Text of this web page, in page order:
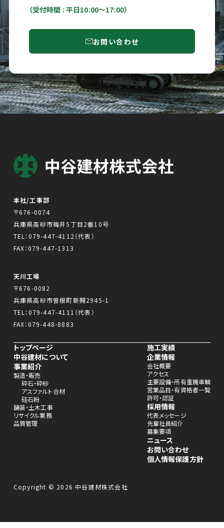
（受付時間 : 平日10:00〜17:00）
お問い合わせ
本社/工事部
〒676-0074
兵庫県高砂市梅井5丁目2番10号
TEL：079-447-4112 （代表）
FAX：079-447-1313
天川工場
〒676-0082
兵庫県高砂市曽根町新開2945-1
TEL：079-447-4111 （代表）
FAX：079-448-8883
トップページ
中谷建材について
事業紹介
製造・販売
砕石・砕砂
アスファルト合材
硅石粉
舗装・土木工事
リサイクル業務
品質管理
施工実績
企業情報
会社概要
アクセス
主要設備・所有重機車輌
営業品目・有資格者一覧
許可・認証
採用情報
代表メッセージ
先輩社員紹介
募集要項
ニュース
お問い合わせ
個人情報保護方針
Copyright © 2026 中谷建材株式会社